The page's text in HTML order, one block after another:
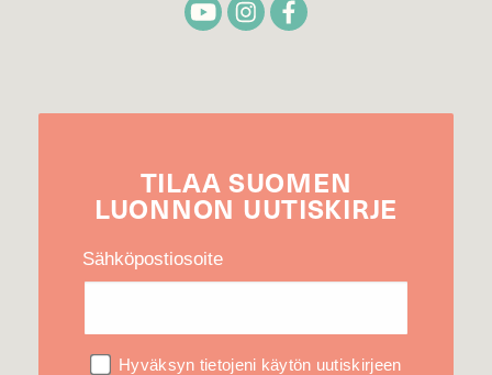
TILAA SUOMEN
LUONNON UUTIS­KIRJE
Sähköpostiosoite
Hyväksyn tietojeni käytön uutiskirjeen